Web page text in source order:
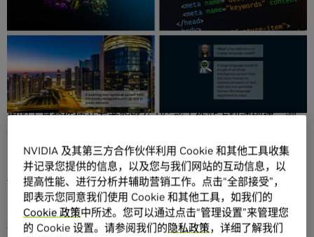
洛杉矶 — SIGGRAPH — 太平洋时间 2023年8月8 日 —
NVIDIA 今日发布NVIDIA AI Workbench
。这个统一、易于使
用的工具套件使开发者能够在 PC 或工作站上快速创建、测
几乎任何数据中心、公有云或NVIDIA DGX™ 云。
AI Workbench 降低了启动企业 AI 项目的复杂性。通过一个
在本地系统上运行的简化界面访问，开发者可以使用自定义
数据对来自 Hugging Face、GitHub 和NVIDIA NGC™等流
行资源库的模型进行定制。然后，这些模型可以多个平台之
NVIDIA 及其第三方合作伙伴利用 Cookie 和其他工具收集
并记录您提供的信息，以及您与我们网站的互动信息，以
提高性能、进行分析并辅助营销工作。点击“全部接受”，
即表示您同意我们使用 Cookie 和其他工具，如我们的
Cookie 政策中所述。您可以通过点击“管理设置”来管理您
的 Cookie 设置。请参阅我们的隐私政策，详细了解我们